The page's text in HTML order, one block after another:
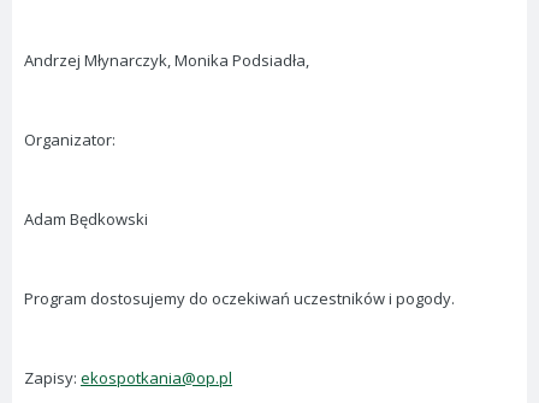
Andrzej Młynarczyk, Monika Podsiadła,
Organizator:
Adam Będkowski
Program dostosujemy do oczekiwań uczestników i pogody.
Zapisy: ekospotkania@op.pl